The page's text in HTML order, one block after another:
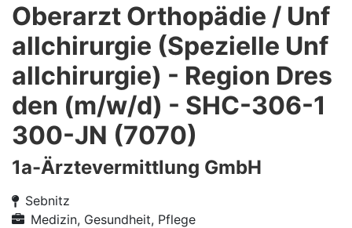
Oberarzt Orthopädie / Unf
allchirurgie (Spezielle Unf
allchirurgie) - Region Dres
den (m/w/d) - SHC-306-1
300-JN (7070)
1a-Ärztevermittlung GmbH
Sebnitz
Medizin, Gesundheit, Pflege